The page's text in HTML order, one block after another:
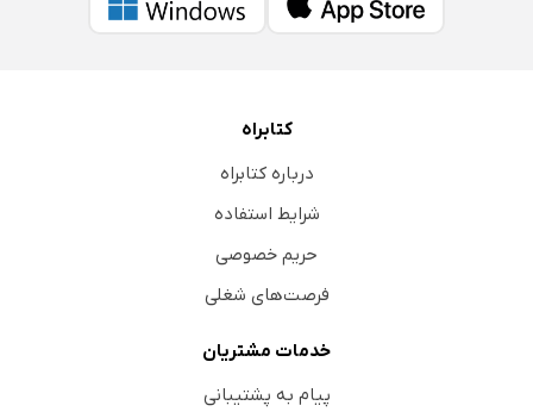
کتابراه
درباره کتابراه
شرایط استفاده
حریم خصوصی
فرصت‌های شغلی
خدمات مشتریان
پیام به پشتیبانی